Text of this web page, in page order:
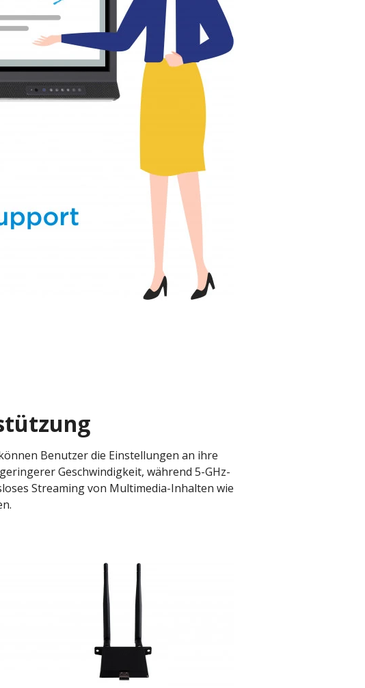
Benutzer die Einstellungen an ihre
Geschwindigkeit, während 5-GHz-
Streaming von Multimedia-Inhalten wie